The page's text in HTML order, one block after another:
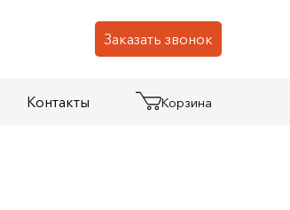
Заказать звонок
Контакты Корзина